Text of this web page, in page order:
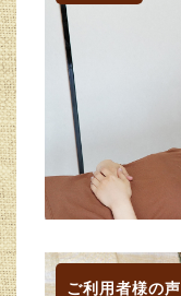
ご利用者様の声